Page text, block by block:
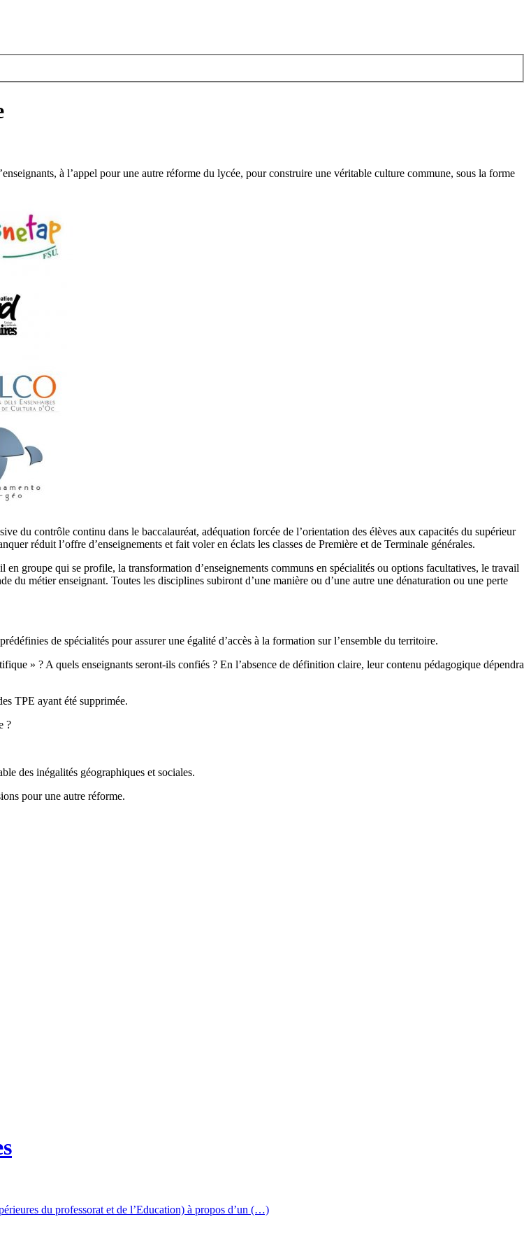
à l’appel pour une autre réforme du lycée, pour construire une véritable culture commune, sous la forme
du contrôle continu dans le baccalauréat, adéquation forcée de l’orientation des élèves aux capacités du supérieur
réduit l’offre d’enseignements et fait voler en éclats les classes de Première et de Terminale générales.
groupe qui se profile, la transformation d’enseignements communs en spécialités ou options facultatives, le travail
métier enseignant. Toutes les disciplines subiront d’une manière ou d’une autre une dénaturation ou une perte
de spécialités pour assurer une égalité d’accès à la formation sur l’ensemble du territoire.
» ? A quels enseignants seront-ils confiés ? En l’absence de définition claire, leur contenu pédagogique dépendra
TPE ayant été supprimée.
?
des inégalités géographiques et sociales.
pour une autre réforme.
du professorat et de l’Education) à propos d’un (…)